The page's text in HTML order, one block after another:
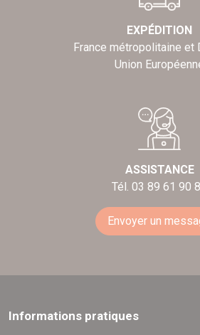
EXPÉDITION
France métropolitaine et
Union
ASSISTANCE
Tél. 03 89 61 90
Envoyer un
Informations pratiques